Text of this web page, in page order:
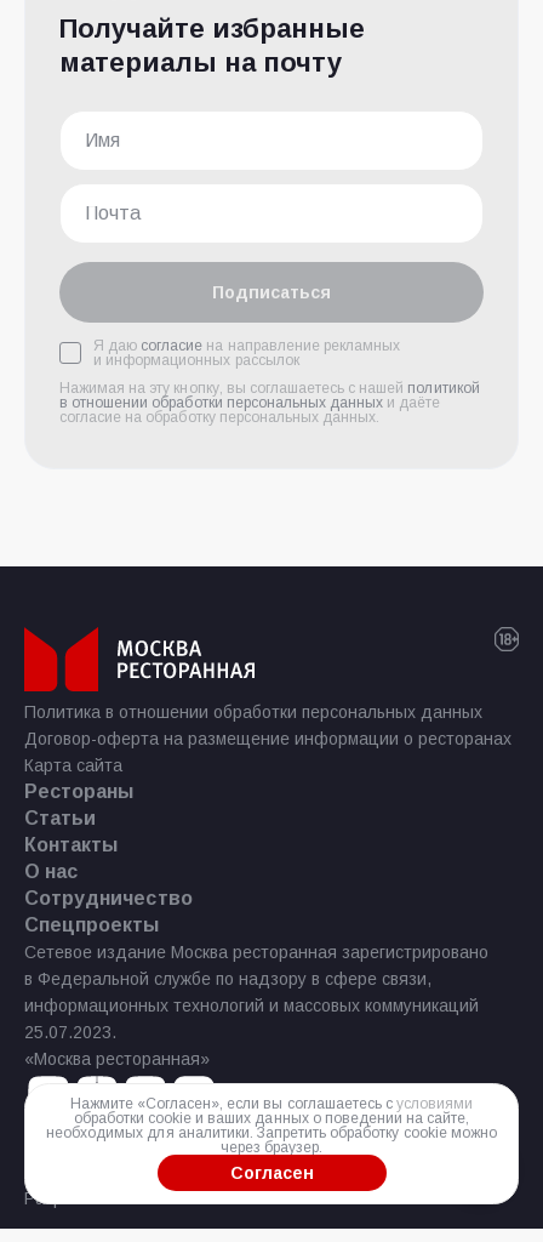
Получайте избранные
материалы на почту
Подписаться
Я даю согласие на направление рекламных
и информационных рассылок
Нажимая на эту кнопку, вы соглашаетесь с нашей политикой
в отношении обработки персональных данных и даёте
согласие на обработку персональных данных.
Политика в отношении обработки персональных данных
Договор-оферта на размещение информации о ресторанах
Карта сайта
Рестораны
Статьи
Контакты
О нас
Сотрудничество
Спецпроекты
Сетевое издание Москва ресторанная зарегистрировано
в Федеральной службе по надзору в сфере связи,
информационных технологий и массовых коммуникаций
25.07.2023.
«Москва ресторанная»
Реестровая запись Эл № ФС77−85 644 от 21 июля 2023 г.
Разработка сайта
Нажмите «Согласен», если вы соглашаетесь с условиями
обработки cookie и ваших данных о поведении на сайте,
необходимых для аналитики. Запретить обработку cookie можно
через браузер.
Согласен